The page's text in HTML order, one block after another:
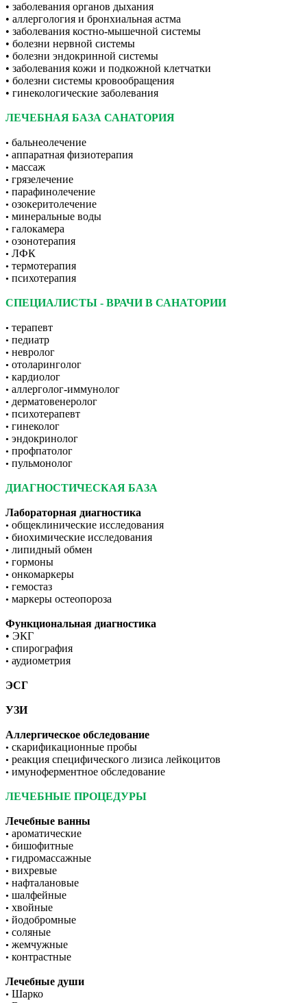
• заболевания органов дыхания
• аллергология и бронхиальная астма
• заболевания костно-мышечной системы
• болезни нервной системы
• болезни эндокринной системы
• заболевания кожи и подкожной клетчатки
• болезни системы кровообращения
• гинекологические заболевания
ЛЕЧЕБНАЯ БАЗА САНАТОРИЯ
• бальнеолечение
• аппаратная физиотерапия
• массаж
• грязелечение
• парафинолечение
• озокеритолечение
• минеральные воды
• галокамера
• озонотерапия
• ЛФК
• термотерапия
• психотерапия
СПЕЦИАЛИСТЫ - ВРАЧИ В САНАТОРИИ
• терапевт
• педиатр
• невролог
• отоларинголог
• кардиолог
• аллерголог-иммунолог
• дерматовенеролог
• психотерапевт
• гинеколог
• эндокринолог
• профпатолог
• пульмонолог
ДИАГНОСТИЧЕСКАЯ БАЗА
Лабораторная диагностика
• общеклинические исследования
• биохимические исследования
• липидный обмен
• гормоны
• онкомаркеры
• гемостаз
• маркеры остеопороза
Функциональная диагностика
• ЭКГ
• спирография
• аудиометрия
ЭСГ
УЗИ
Аллергическое обследование
• скарификационные пробы
• реакция специфического лизиса лейкоцитов
• имуноферментное обследование
ЛЕЧЕБНЫЕ ПРОЦЕДУРЫ
Лечебные ванны
• ароматические
• бишофитные
• гидромассажные
• вихревые
• нафталановые
• шалфейные
• хвойные
• йодобромные
• соляные
• жемчужные
• контрастные
Лечебные души
• Шарко